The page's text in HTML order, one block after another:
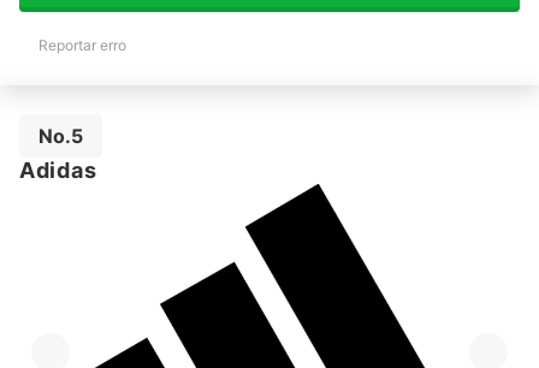
Reportar erro
No.5
Adidas